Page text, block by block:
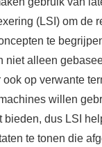
(LSI) om de
te
niet alleen
op verwante
willen
bieden, dus LSI
te tonen die